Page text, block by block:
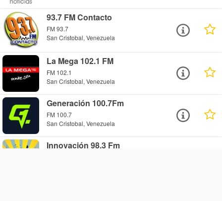
93.7 FM Contacto
FM 93.7
San Cristobal, Venezuela
La Mega 102.1 FM
FM 102.1
San Cristobal, Venezuela
Generación 100.7Fm
FM 100.7
San Cristobal, Venezuela
Innovación 98.3 Fm